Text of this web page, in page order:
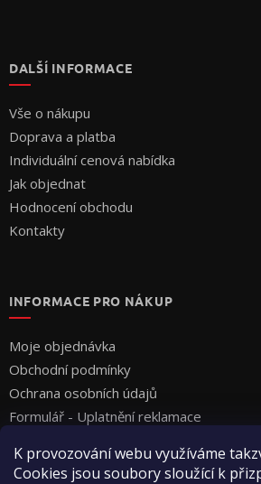
K provozování webu využíváme
Cookies jsou soubory sloužící k
DALŠÍ INFORMACE
Vše o nákupu
Doprava a platba
Individuální cenová nabídka
Jak objednat
Hodnocení obchodu
Kontakty
INFORMACE PRO NÁKUP
Moje objednávka
Obchodní podmínky
Ochrana osobních údajů
Formulář - Uplatnění reklamace